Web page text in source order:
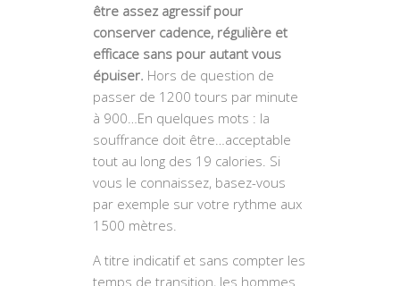
être assez agressif pour
conserver cadence, régulière et
efficace sans pour autant vous
épuiser. Hors de question de
passer de 1200 tours par minute
à 900…En quelques mots : la
souffrance doit être…acceptable
tout au long des 19 calories. Si
vous le connaissez, basez-vous
par exemple sur votre rythme aux
1500 mètres.
A titre indicatif et sans compter les
temps de transition, les hommes